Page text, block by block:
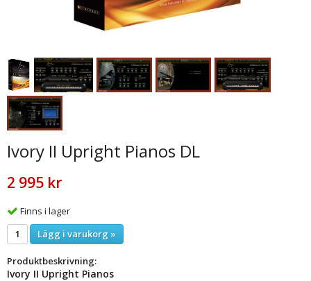
Ivory II Upright Pianos DL
2 995 kr
Finns i lager
Lägg i varukorg »
Produktbeskrivning:
Ivory II Upright Pianos